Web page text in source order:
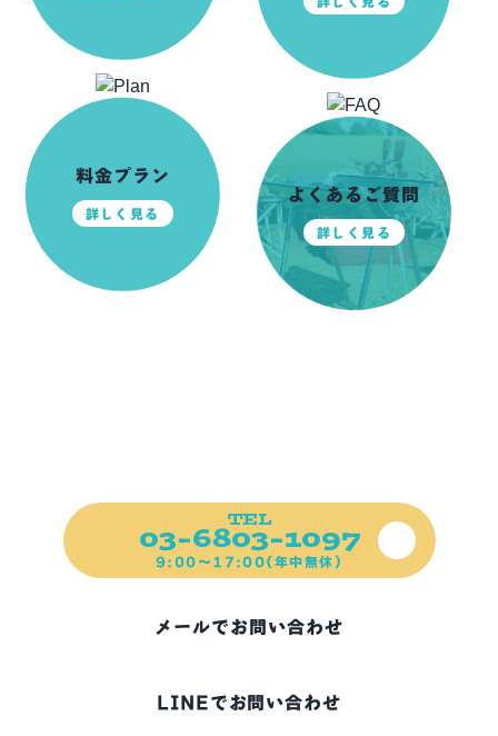
料金プラン
詳しく見る
よくあるご質問
詳しく見る
TEL
03-6803-1097
9:00～17:00(年中無休)
メールでお問い合わせ
LINEでお問い合わせ